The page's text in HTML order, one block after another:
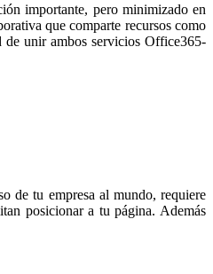
importante, pero minimizado en
que comparte recursos como
de unir ambos servicios Office365-
de tu empresa al mundo, requiere
posicionar a tu página. Además